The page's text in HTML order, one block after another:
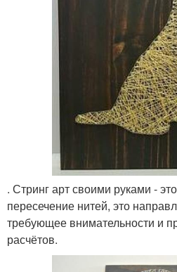
. Стринг арт своими руками -
пересечение нитей, это
требующее внимательности и
расчётов.